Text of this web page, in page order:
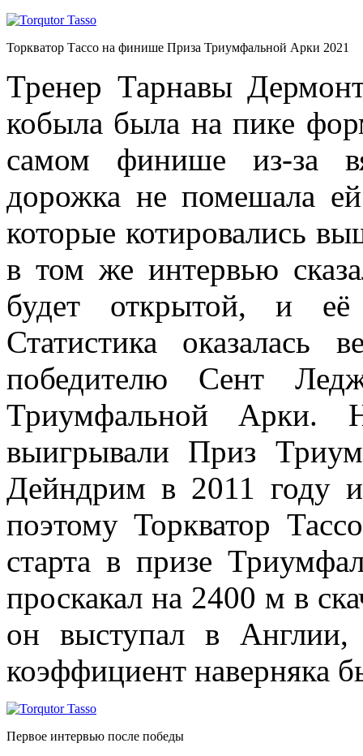
Торкватор Тассо на финише Приза Триумфальной Арки 2021
Тренер Тарнавы
кобыла была на пике
самом финише из-за
дорожка не помешала
которые котировались
в том же интервью
будет открытой, и её
Статистика оказалась
победителю Сент
Триумфальной
выигрывали Приз
Дейндрим в 2011 году
поэтому Торкватор
старта в призе
проскакал на 2400 м в
он выступал в
коэффициент наверняка
Первое интервью после победы